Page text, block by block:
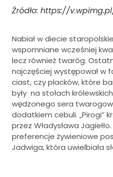
Źródło: https://
Nabiał w diecie
wspomniane wcześniej
lecz również twaróg.
najczęściej występował w
ciast, czy placków, które
były na stołach
wędzonego sera
dodatkiem cebuli. „Pirogi”
przez Władysława
preferencje żywieniowe
Jadwiga, która uwielbiała